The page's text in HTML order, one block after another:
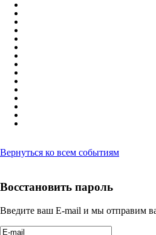
Вернуться ко всем событиям
Восстановить пароль
Введите ваш E-mail и мы отправим